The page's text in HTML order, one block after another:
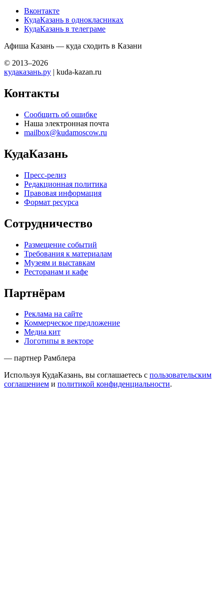
Вконтакте
КудаКазань в однокласниках
КудаКазань в телеграме
Афиша Казань — куда сходить в Казани
© 2013–2026
кудаказань.ру | kuda-kazan.ru
Контакты
Сообщить об ошибке
Наша электронная почта
mailbox@kudamoscow.ru
КудаКазань
Пресс-релиз
Редакционная политика
Правовая информация
Формат ресурса
Сотрудничество
Размещение событий
Требования к материалам
Музеям и выставкам
Ресторанам и кафе
Партнёрам
Реклама на сайте
Коммерческое предложение
Медиа кит
Логотипы в векторе
— партнер Рамблера
Используя КудаКазань, вы соглашаетесь с пользовательским
соглашением и политикой конфиденциальности.